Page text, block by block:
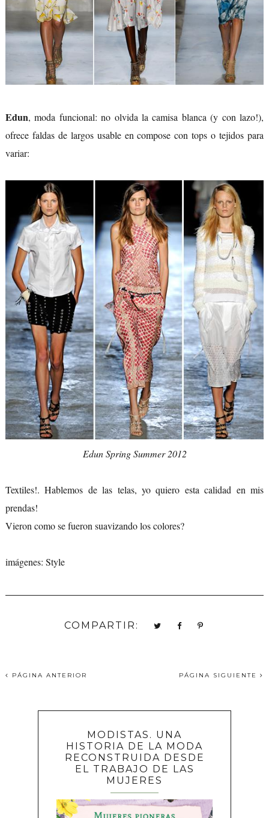
Edun, moda funcional: no olvida la camisa blanca (y con lazo!),
ofrece faldas de largos usable en compose con tops o tejidos para
variar:
Edun Spring Summer 2012
Textiles!. Hablemos de las telas, yo quiero esta calidad en mis
prendas!
Vieron como se fueron suavizando los colores?
imágenes: Style
COMPARTIR:
PÁGINA ANTERIOR PÁGINA SIGUIENTE
MODISTAS. UNA
HISTORIA DE LA MODA
RECONSTRUIDA DESDE
EL TRABAJO DE LAS
MUJERES